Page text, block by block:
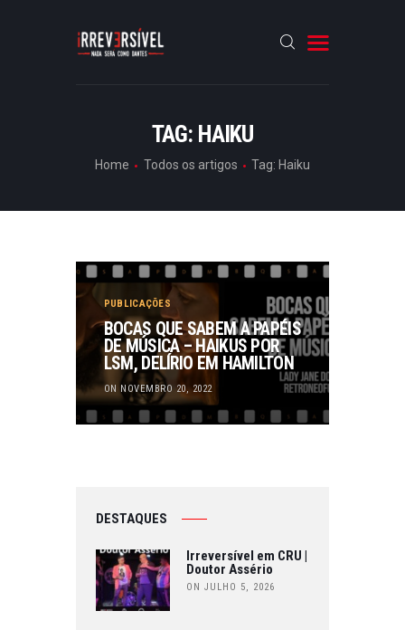
TAG: HAIKU
Home Todos os artigos Tag: Haiku
CRÓNICAS
PUBLICAÇÕES
BOCAS QUE SABEM A PAPÉIS
DE MÚSICA – HAIKUS POR
LSM, DELÍRIO EM HAMILTON
ON NOVEMBRO 20, 2022
DESTAQUES
Irreversível em CRU |
Doutor Assério
ON JULHO 5, 2026